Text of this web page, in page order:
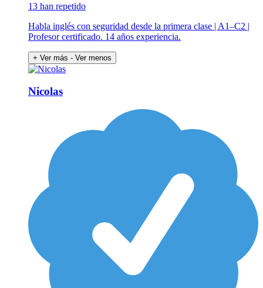
13 han repetido
Habla inglés con seguridad desde la primera clase | A1–C2 |
Profesor certificado. 14 años experiencia.
+ Ver más - Ver menos
Nicolas